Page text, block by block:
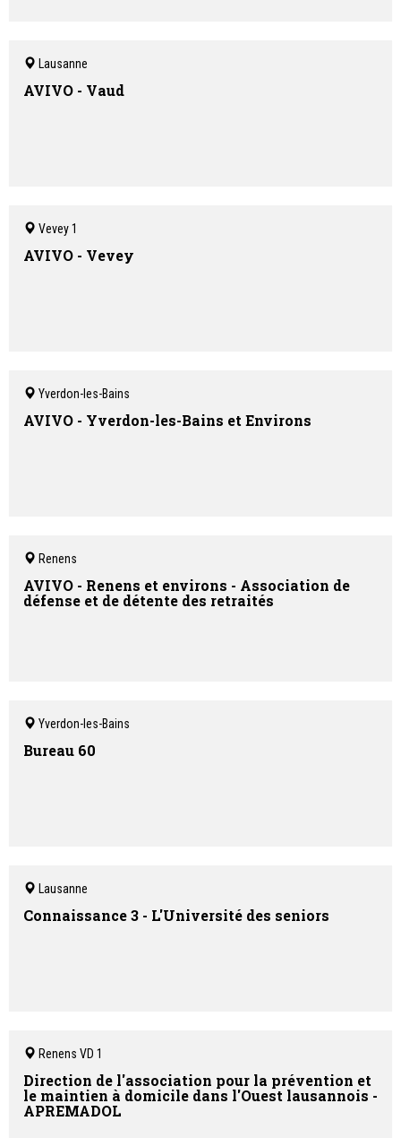
Lausanne
AVIVO - Vaud
Vevey 1
AVIVO - Vevey
Yverdon-les-Bains
AVIVO - Yverdon-les-Bains et Environs
Renens
AVIVO - Renens et environs - Association de
défense et de détente des retraités
Yverdon-les-Bains
Bureau 60
Lausanne
Connaissance 3 - L'Université des seniors
Renens VD 1
Direction de l'association pour la prévention et
le maintien à domicile dans l'Ouest lausannois -
APREMADOL